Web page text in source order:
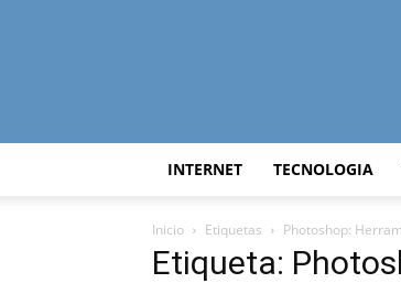
INTERNET TECNOLOGIA
Inicio Etiquetas Photoshop:
Etiqueta: